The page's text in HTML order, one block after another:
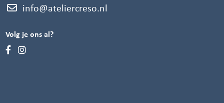
info@ateliercreso.nl
Volg je ons al?